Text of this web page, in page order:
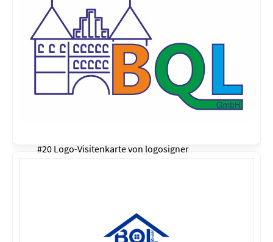
#20 Logo-Visitenkarte von logosigner